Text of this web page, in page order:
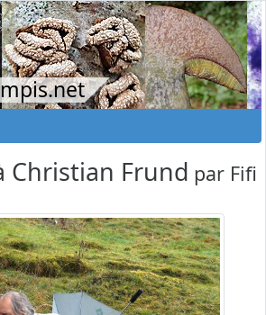
Christian Frund par Fifi